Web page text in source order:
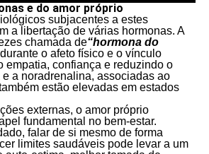
e do amor próprio
subjacentes a estes
a libertação de várias hormonas. A
chamada de“hormona do
o afeto físico e o vínculo
empatia, confiança e reduzindo o
e a noradrenalina, associadas ao
estão elevadas em estados
externas, o amor próprio
fundamental no bem-estar.
falar de si mesmo de forma
limites saudáveis pode levar a um